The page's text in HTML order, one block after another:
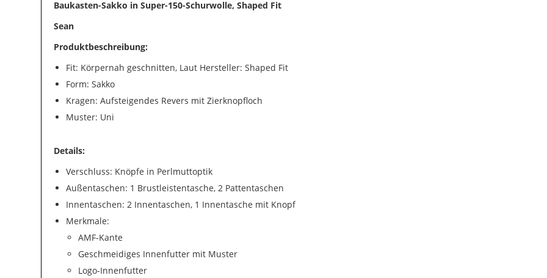
Baukasten-Sakko in Super-150-Schurwolle, Shaped Fit
Sean
Produktbeschreibung:
Fit: Körpernah geschnitten, Laut Hersteller: Shaped Fit
Form: Sakko
Kragen: Aufsteigendes Revers mit Zierknopfloch
Muster: Uni
Details:
Verschluss: Knöpfe in Perlmuttoptik
Außentaschen: 1 Brustleistentasche, 2 Pattentaschen
Innentaschen: 2 Innentaschen, 1 Innentasche mit Knopf
Merkmale:
AMF-Kante
Geschmeidiges Innenfutter mit Muster
Logo-Innenfutter